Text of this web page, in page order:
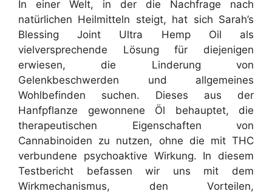
In einer Welt, in der die Nachfrage nach
natürlichen Heilmitteln steigt, hat sich Sarah’s
Blessing Joint Ultra Hemp Oil als
vielversprechende Lösung für diejenigen
erwiesen, die Linderung von
Gelenkbeschwerden und allgemeines
Wohlbefinden suchen. Dieses aus der
Hanfpflanze gewonnene Öl behauptet, die
therapeutischen Eigenschaften von
Cannabinoiden zu nutzen, ohne die mit THC
verbundene psychoaktive Wirkung. In diesem
Testbericht befassen wir uns mit dem
Wirkmechanismus, den Vorteilen,